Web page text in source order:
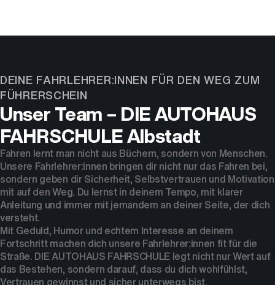
DEINE FAHRLEHRER:INNEN FÜR DEN WEG ZUM
FÜHRERSCHEIN
Unser Team – DIE AUTOHAUS
FAHRSCHULE Albstadt
Fahren lernt man nicht aus Büchern, sondern von Menschen.
Unsere Fahrlehrer:innen bringen dir nicht nur das Fahren bei,
sondern geben dir Sicherheit, Selbstvertrauen und Motivation
mit auf den Weg. Du lernst in deinem Tempo, mit klarer
Anleitung und immer mit jemandem an deiner Seite, der dich
versteht.
Mit Geduld, Humor und echtem Interesse an deinem
Fortschritt machen dich unsere Fahrlehrer:innen fit für die
Straße. DIE AUTOHAUS FAHRSCHULE legt nicht nur Wert auf
das Bestehen, sondern darauf, dass du dich wohlfühlst,
Vertrauen gewinnst und sicher unterwegs bist.